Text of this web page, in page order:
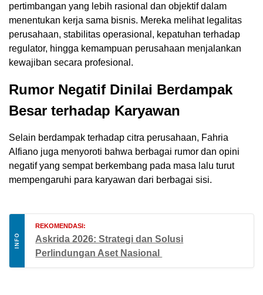
pertimbangan yang lebih rasional dan objektif dalam
menentukan kerja sama bisnis. Mereka melihat legalitas
perusahaan, stabilitas operasional, kepatuhan terhadap
regulator, hingga kemampuan perusahaan menjalankan
kewajiban secara profesional.
Rumor Negatif Dinilai Berdampak
Besar terhadap Karyawan
Selain berdampak terhadap citra perusahaan, Fahria
Alfiano juga menyoroti bahwa berbagai rumor dan opini
negatif yang sempat berkembang pada masa lalu turut
mempengaruhi para karyawan dari berbagai sisi.
INFO
REKOMENDASI:
Askrida 2026: Strategi dan Solusi
Perlindungan Aset Nasional